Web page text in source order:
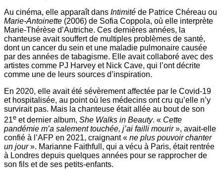
Au cinéma, elle apparaît dans Intimité de Patrice Chéreau ou
Marie-Antoinette (2006) de Sofia Coppola, où elle interprète
Marie-Thérèse d’Autriche. Ces dernières années, la
chanteuse avait souffert de multiples problèmes de santé,
dont un cancer du sein et une maladie pulmonaire causée
par des années de tabagisme. Elle avait collaboré avec des
artistes comme PJ Harvey et Nick Cave, qui l’ont décrite
comme une de leurs sources d’inspiration.
En 2020, elle avait été sévèrement affectée par le Covid-19
et hospitalisée, au point où les médecins ont cru qu’elle n’y
survirait pas. Mais la chanteuse était allée au bout de son
21e et dernier album, She Walks in Beauty. « Cette
pandémie m’a salement touchée, j’ai failli mourir», avait-elle
confié à l’AFP en 2021, craignant « ne plus pouvoir chanter
un jour». Marianne Faithfull, qui a vécu à Paris, était rentrée
à Londres depuis quelques années pour se rapprocher de
son fils et de ses petits-enfants.